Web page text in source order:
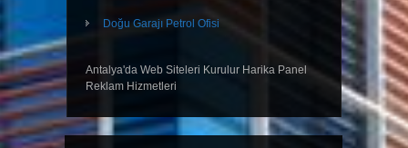
Doğu Garajı Petrol Ofisi
Antalya'da Web Siteleri Kurulur Harika Panel
Reklam Hizmetleri